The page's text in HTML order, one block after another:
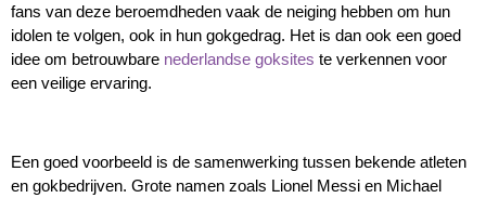
fans van deze beroemdheden vaak de neiging hebben om hun
idolen te volgen, ook in hun gokgedrag. Het is dan ook een goed
idee om betrouwbare nederlandse goksites te verkennen voor
een veilige ervaring.
Een goed voorbeeld is de samenwerking tussen bekende atleten
en gokbedrijven. Grote namen zoals Lionel Messi en Michael